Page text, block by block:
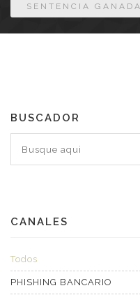
SENTENCIA
BUSCADOR
CANALES
Todos
PHISHING BANCARIO